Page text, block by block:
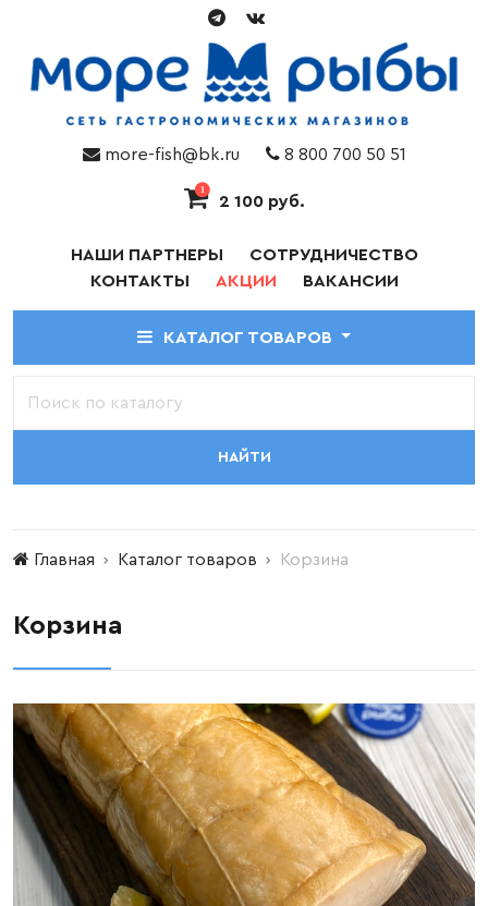
more-fish@bk.ru 8 800 700 50 51
1
2 100 руб.
НАШИ ПАРТНЕРЫ
СОТРУДНИЧЕСТВО
КОНТАКТЫ
АКЦИИ ВАКАНСИИ
КАТАЛОГ ТОВАРОВ
НАЙТИ
Главная Каталог товаров Корзина
Корзина